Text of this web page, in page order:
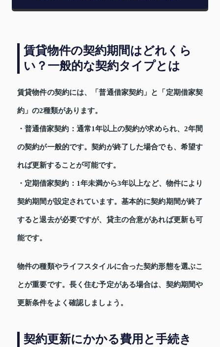
賃貸物件の契約期間はどれくら
い？一般的な契約タイプとは
賃貸物件の契約には、「普通借家契約」と「定期借家契
約」の2種類があります。
・普通借家契約 ：通常1年以上の契約が求められ、2年間
の契約が一般的です。契約が終了した場合でも、希望す
れば更新することが可能です。
・定期借家契約 ：1年未満から3年以上など、物件により
契約期間が設定されています。基本的に契約期間が終了
すると退去が必要ですが、貸主の合意があれば更新も可
能です。
物件の種類やライフスタイルに合った契約形態を選ぶこ
とが重要です。長く住む予定がある場合は、契約期間や
更新条件をよく確認しましょう。
契約更新にかかる費用と手続き